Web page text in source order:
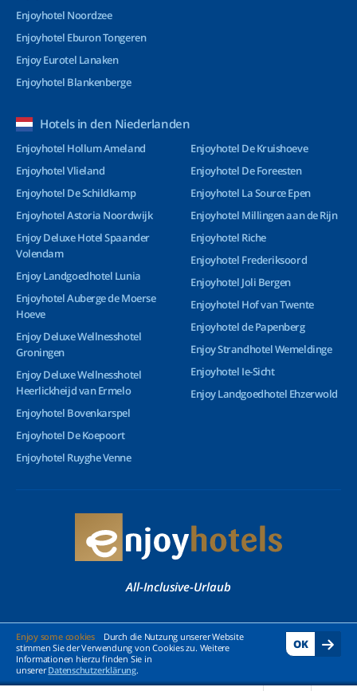
Enjoy some cookies
Durch die Nutzung unserer Website
stimmen Sie der Verwendung von Cookies zu. Weitere
Informationen hierzu finden Sie in
unsererDatenschutzerklärung.
OK
Enjoyhotel Noordzee
Enjoyhotel Eburon Tongeren
Enjoy Eurotel Lanaken
Enjoyhotel Blankenberge
Hotels in den Niederlanden
Enjoyhotel Hollum Ameland
Enjoyhotel Vlieland
Enjoyhotel De Schildkamp
Enjoyhotel Astoria Noordwijk
Enjoy Deluxe Hotel Spaander
Volendam
Enjoy Landgoedhotel Lunia
Enjoyhotel Auberge de Moerse
Hoeve
Enjoy Deluxe Wellnesshotel
Groningen
Enjoy Deluxe Wellnesshotel
Heerlickheijd van Ermelo
Enjoyhotel Bovenkarspel
Enjoyhotel De Koepoort
Enjoyhotel Ruyghe Venne
Enjoyhotel De Kruishoeve
Enjoyhotel De Foreesten
Enjoyhotel La Source Epen
Enjoyhotel Millingen aan de Rijn
Enjoyhotel Riche
Enjoyhotel Frederiksoord
Enjoyhotel Joli Bergen
Enjoyhotel Hof van Twente
Enjoyhotel de Papenberg
Enjoy Strandhotel Wemeldinge
Enjoyhotel Ie-Sicht
Enjoy Landgoedhotel Ehzerwold
All-Inclusive-Urlaub
© 2026 Enjoyhotels - Alle Rechte vorbehalten